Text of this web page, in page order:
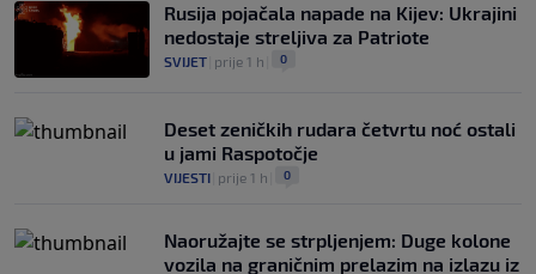
Rusija pojačala napade na Kijev: Ukrajini
nedostaje streljiva za Patriote
SVIJET prije 1 h 0
Deset zeničkih rudara četvrtu noć ostali
u jami Raspotočje
VIJESTI prije 1 h 0
Naoružajte se strpljenjem: Duge kolone
vozila na graničnim prelazim na izlazu iz